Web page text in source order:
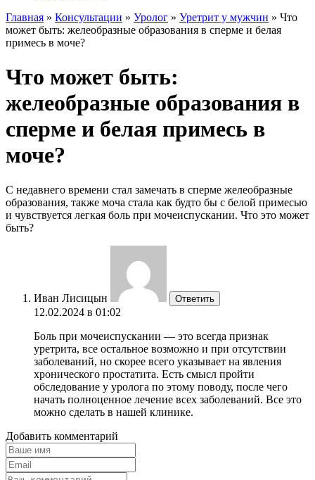
Главная » Консультации » Уролог » Уретрит у мужчин » Что
может быть: желеобразные образования в сперме и белая
примесь в моче?
Что может быть:
желеобразные образования в
сперме и белая примесь в
моче?
С недавнего времени стал замечать в сперме желеобразные
образования, также моча стала как будто бы с белой примесью
и чувствуется легкая боль при мочеиспускании. Что это может
быть?
Иван Лисицын Ответить
12.02.2024 в 01:02
Боль при мочеиспускании — это всегда признак
уретрита, все остальное возможно и при отсутствии
заболеваний, но скорее всего указывает на явления
хронического простатита. Есть смысл пройти
обследование у уролога по этому поводу, после чего
начать полноценное лечение всех заболеваний. Все это
можно сделать в нашей клинике.
Добавить комментарий